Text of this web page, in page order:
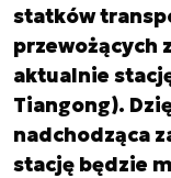
statków
przewożących
aktualnie
Tiangong).
nadchodząca
stację będzie